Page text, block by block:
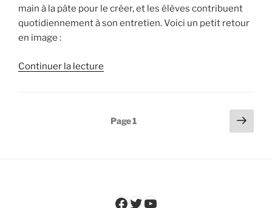
main à la pâte pour le créer, et les élèves contribuent
quotidiennement à son entretien. Voici un petit retour
en image :
Continuer la lecture
Page1
Page
Facebook
Twitter
YouTube